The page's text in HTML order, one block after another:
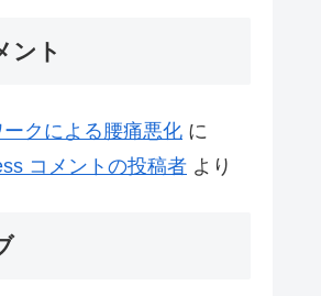
ント
クによる腰痛悪化 に
コメントの投稿者 より